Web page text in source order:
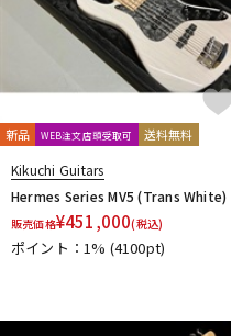
新品 WEB注文店頭受取可 送料無料
Kikuchi Guitars
Hermes Series MV5 (Trans White)
販売価格¥451,000(税込)
ポイント：1% (4100pt)